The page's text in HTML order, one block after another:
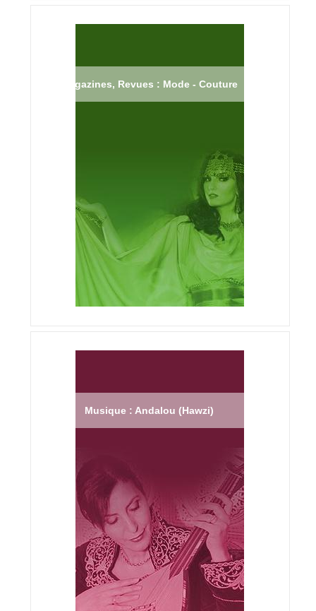
Magazines, Revues : Mode - Couture
Musique : Andalou (Hawzi)